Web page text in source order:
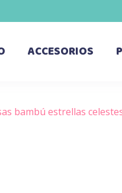
ACCESORIOS
bambú estrellas